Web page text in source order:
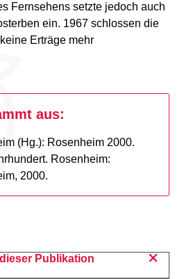
Fernsehens setzte jedoch auch
ein. 1967 schlossen die
Erträge mehr
aus:
(Hg.): Rosenheim 2000.
Rosenheim:
2000.
Publikation